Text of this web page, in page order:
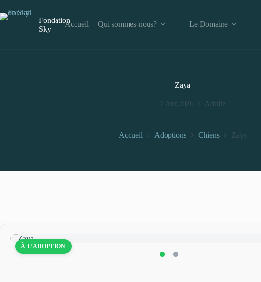
Fondation
Sky
Accueil Qui sommes-nous? Le Domaine
Zaya
7 Avr,2026 Adulte
Accueil Adoptions Chiens Zaya
À L’ADOPTION